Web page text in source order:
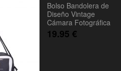
Bolso Bandolera de
Diseño Vintage
Cámara Fotográfica
19.95 €